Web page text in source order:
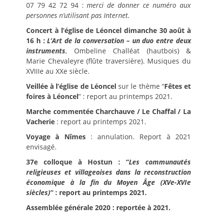
07 79 42 72 94 :merci de donner ce numéro aux
personnes n’utilisant pas Internet.
Concert à l’église de Léoncel dimanche 30 août à
16 h :L’Art de la conversation – un duo entre deux
instruments, Ombeline Challéat (hautbois) &
Marie Chevaleyre (flûte traversière). Musiques du
XVIIIe au XXe siècle.
Veillée à l’église de Léoncelsur le thème “Fêtes et
foires à Léoncel” : report au printemps 2021.
Marche commentée Charchauve / Le Chaffal / La
Vacherie : report au printemps 2021.
Voyage à Nîmes: annulation. Report à 2021
envisagé.
37e colloque
à Hostun : “Les communautés
religieuses et villageoises dans la reconstruction
économique à la fin du Moyen Âge (XVe-XVIe
siècles)“ : report au printemps 2021.
Assemblée générale 2020 : reportée à 2021.